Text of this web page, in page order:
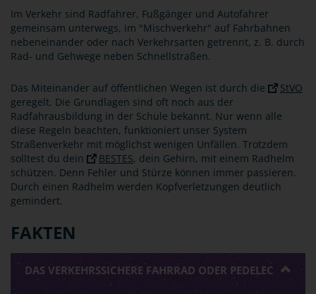
Im Verkehr sind Radfahrer, Fußgänger und Autofahrer
gemeinsam unterwegs, im "Mischverkehr" auf Fahrbahnen
nebeneinander oder nach Verkehrsarten getrennt, z. B. durch
Rad- und Gehwege neben Schnellstraßen.
Das Miteinander auf öffentlichen Wegen ist durch die
StVO
geregelt. Die Grundlagen sind oft noch aus der
Radfahrausbildung in der Schule bekannt. Nur wenn alle
diese Regeln beachten, funktioniert unser System
Straßenverkehr mit möglichst wenigen Unfällen. Trotzdem
solltest du dein
BESTES, dein Gehirn, mit einem Radhelm
schützen. Denn Fehler und Stürze können immer passieren.
Durch einen Radhelm werden Kopfverletzungen deutlich
gemindert.
FAKTEN
DAS VERKEHRSSICHERE FAHRRAD ODER PEDELEC